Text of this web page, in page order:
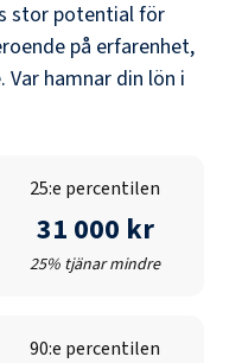
stor potential för
på erfarenhet,
hamnar din lön i
25:e percentilen
31 000 kr
25% tjänar mindre
90:e percentilen